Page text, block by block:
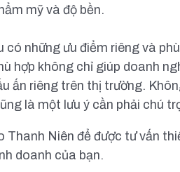
mỹ và độ bền.
có những ưu điểm riêng và
hợp không chỉ giúp doanh
ấn riêng trên thị trường.
là một lưu ý cần phải chú
Thanh Niên để được tư vấn
doanh của bạn.